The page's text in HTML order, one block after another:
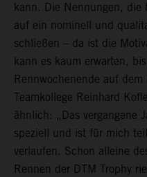
kann. Die Nennungen, die
auf ein nominell und
schließen – da ist die
kann es kaum erwarten,
Rennwochenende auf
Teamkollege Reinhard
ähnlich: „Das vergangene
speziell und ist für mich
verlaufen. Schon alleine
Rennen der DTM Trophy